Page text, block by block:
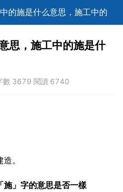
的施是什么意思，施工中的
思，施工中的施是什
3679 閱讀 6740
。
施」字的意思是否一樣